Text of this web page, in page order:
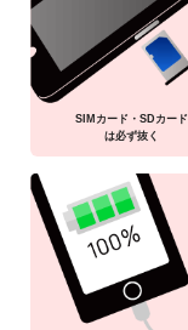
SIMカード・SDカード
は必ず抜く